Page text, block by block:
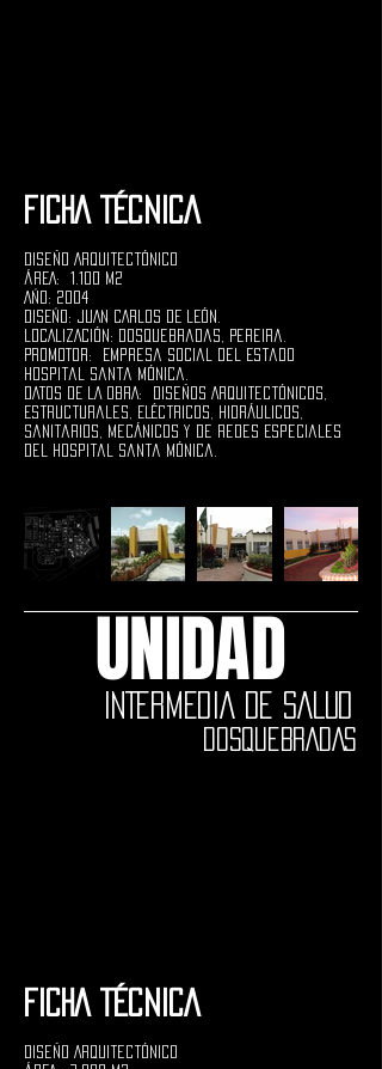
FICHA TÉCNICA
Diseño Arquitectónico
ÁREA: 1.100 M2
AÑO: 2004
DISEÑO: JUAN CARLOS DE LEÓN.
LOCALIZACIÓN: Dosquebradas, Pereira.
PROMOTOR: Empresa Social del Estado
Hospital Santa Mónica
DATOS DE LA OBRA: Diseños Arquitectónicos,
Estructurales, Eléctricos, Hidráulicos,
Sanitarios, Mecánicos y de Redes Especiales
del Hospital Santa Mónica.
INTERMEDIA DE SALUD
UNIDAD
DOSQUEBRADAS
FICHA TÉCNICA
Diseño Arquitectónico